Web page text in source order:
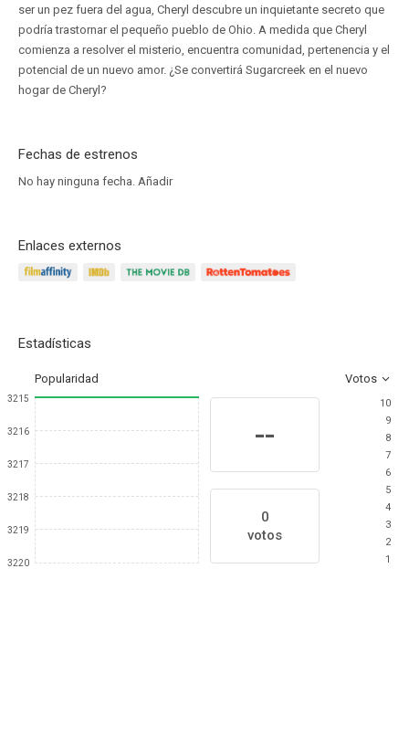
ser un pez fuera del agua, Cheryl descubre un inquietante secreto que
podría trastornar el pequeño pueblo de Ohio. A medida que Cheryl
comienza a resolver el misterio, encuentra comunidad, pertenencia y el
potencial de un nuevo amor. ¿Se convertirá Sugarcreek en el nuevo
hogar de Cheryl?
Fechas de estrenos
No hay ninguna fecha. Añadir
Enlaces externos
Estadísticas
Popularidad Votos
3215
3216
3217
3218
3219
3220
--
0
votos
10
9
8
7
6
5
4
3
2
1